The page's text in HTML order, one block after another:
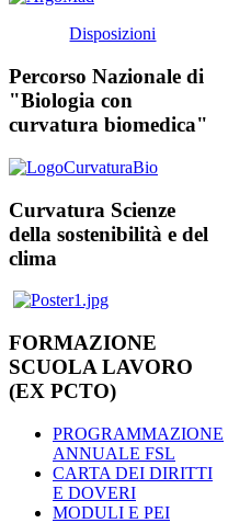
Disposizioni
Percorso Nazionale di
"Biologia con
curvatura biomedica"
Curvatura Scienze
della sostenibilità e del
clima
FORMAZIONE
SCUOLA LAVORO
(EX PCTO)
PROGRAMMAZIONE
ANNUALE FSL
CARTA DEI DIRITTI
E DOVERI
MODULI E PEI